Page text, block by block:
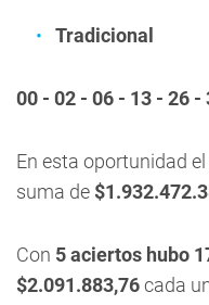
Tradicional
00 - 02 - 06 - 13 - 26 -
En esta oportunidad
suma de
Con 5 aciertos hubo
$2.091.883,76cada